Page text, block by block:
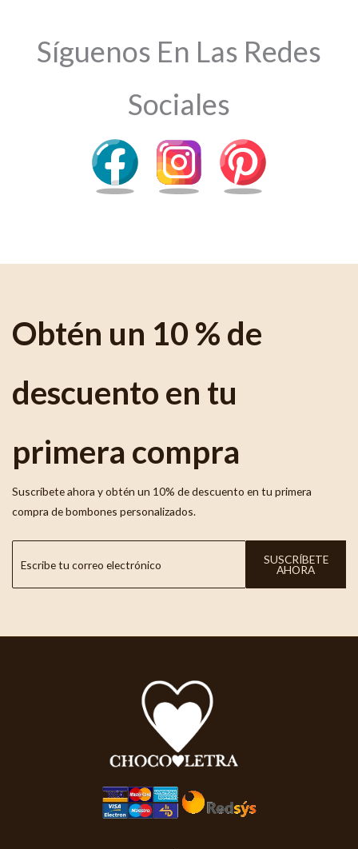
Síguenos En Las Redes
Sociales
Obtén un 10 % de
descuento en tu
primera compra
Suscríbete ahora y obtén un 10% de descuento en tu primera
compra de bombones personalizados.
SUSCRÍBETE
AHORA